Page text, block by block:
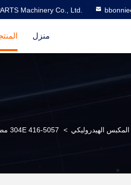
Machinery Co., Ltd.
منزل
الهيدروليكي > 416-5057 304E مضخة هيدروليكية رئيسية PSVD2-21E كايابا كيب Psvd2-13e Psvd2-17e Psvd2-18e Psvd2-21e Psvd2-26e Psvd2-27e